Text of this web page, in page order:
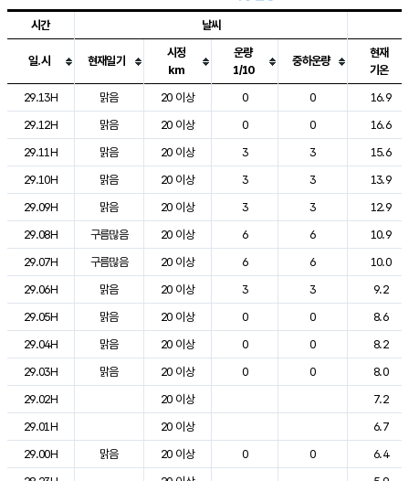
도시별 기상실황표로 지점, 날씨, 기온, 강수, 바람, 기압등을 안내한 표입
시간 날씨
일.시 현재일기
시정
km
운량
1/10
중하운량
현재
기온
29.13H
맑음 20 이상 0 0
16.9
29.12H
맑음 20 이상 0 0
16.6
29.11H
맑음 20 이상 3 3
15.6
29.10H
맑음 20 이상 3 3
13.9
29.09H
맑음 20 이상 3 3
12.9
29.08H
구름많음 20 이상 6 6
10.9
29.07H
구름많음 20 이상 6 6
10.0
29.06H
맑음 20 이상 3 3
9.2
29.05H
맑음 20 이상 0 0
8.6
29.04H
맑음 20 이상 0 0
8.2
29.03H
맑음 20 이상 0 0
8.0
29.02H
20 이상
7.2
29.01H
20 이상
6.7
29.00H
맑음 20 이상 0 0
6.4